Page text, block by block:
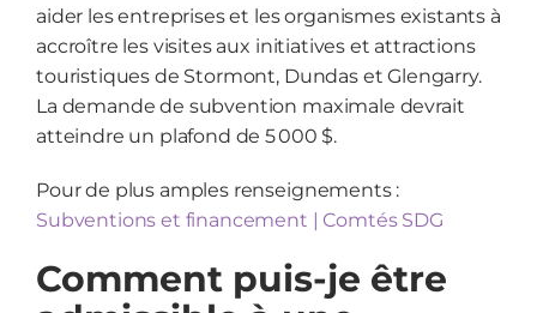
aider les entreprises et les organismes existants à
accroître les visites aux initiatives et attractions
touristiques de Stormont, Dundas et Glengarry.
La demande de subvention maximale devrait
atteindre un plafond de 5 000 $.
Pour de plus amples renseignements :
Subventions et financement | Comtés SDG
Comment puis-je être